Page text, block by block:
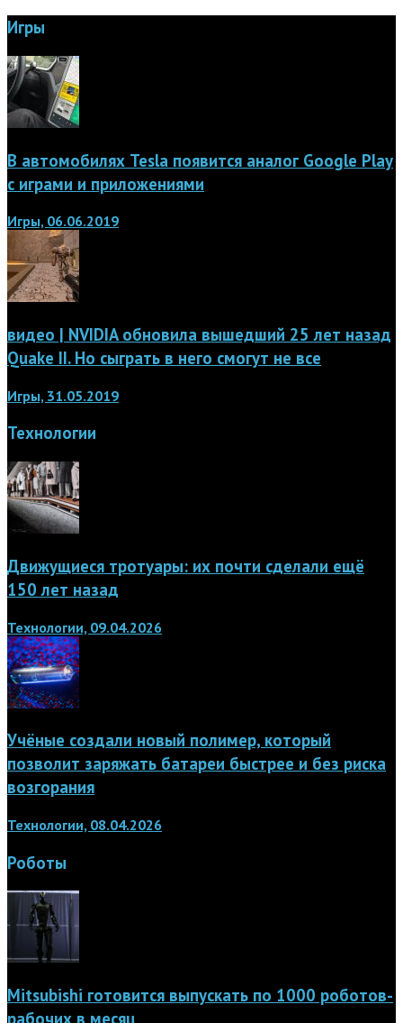
Игры
В автомобилях Tesla появится аналог Google Play
с играми и приложениями
Игры, 06.06.2019
видео | NVIDIA обновила вышедший 25 лет назад
Quake II. Но сыграть в него смогут не все
Игры, 31.05.2019
Технологии
Движущиеся тротуары: их почти сделали ещё
150 лет назад
Технологии, 09.04.2026
Учёные создали новый полимер, который
позволит заряжать батареи быстрее и без риска
возгорания
Технологии, 08.04.2026
Роботы
Mitsubishi готовится выпускать по 1000 роботов-
рабочих в месяц